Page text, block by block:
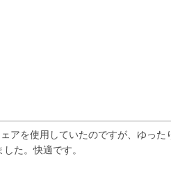
アを使用していたのですが、ゆった
た。快適です。